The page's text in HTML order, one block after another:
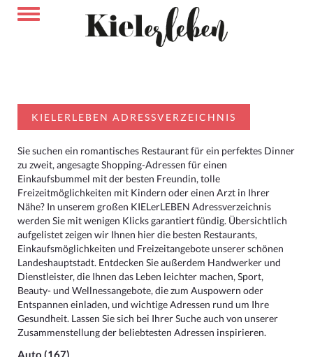
KIELERLEBEN ADRESSVERZEICHNIS
Sie suchen ein romantisches Restaurant für ein perfektes Dinner
zu zweit, angesagte Shopping-Adressen für einen
Einkaufsbummel mit der besten Freundin, tolle
Freizeitmöglichkeiten mit Kindern oder einen Arzt in Ihrer
Nähe? In unserem großen KIELerLEBEN Adressverzeichnis
werden Sie mit wenigen Klicks garantiert fündig. Übersichtlich
aufgelistet zeigen wir Ihnen hier die besten Restaurants,
Einkaufsmöglichkeiten und Freizeitangebote unserer schönen
Landeshauptstadt. Entdecken Sie außerdem Handwerker und
Dienstleister, die Ihnen das Leben leichter machen, Sport,
Beauty- und Wellnessangebote, die zum Auspowern oder
Entspannen einladen, und wichtige Adressen rund um Ihre
Gesundheit. Lassen Sie sich bei Ihrer Suche auch von unserer
Zusammenstellung der beliebtesten Adressen inspirieren.
Auto (167)